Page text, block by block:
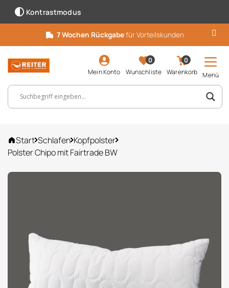
Kontrastmodus
7 Wochen Rückgabefür Vorteilskunden
Mein Konto
0
Wunschliste
0
Warenkorb
Menü
Suchbegriff, Artikelnummer ...
Start Schlafen Kopfpolster
Polster Chipo mit Fairtrade BW